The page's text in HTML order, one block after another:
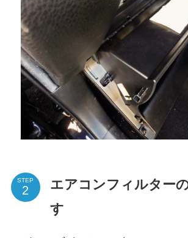
STEP
エアコンフィルター
す